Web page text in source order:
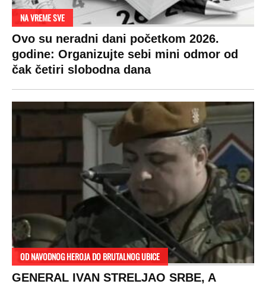
RAJ!
Žene u Srbiji su poludele za njima,
ogledaju se, bacaju pare: Ovde bunde
koštaju 100 evra, a neke i 2.000 dinara!